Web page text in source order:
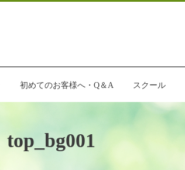
初めてのお客様へ・Q＆A スクール
top_bg001